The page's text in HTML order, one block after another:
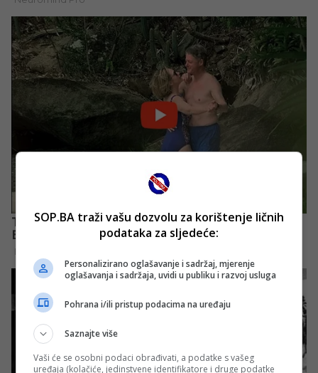
SOP.BA traži vašu dozvolu za korištenje ličnih
podataka za sljedeće:
Personalizirano oglašavanje i sadržaj, mjerenje
oglašavanja i sadržaja, uvidi u publiku i razvoj usluga
Pohrana i/ili pristup podacima na uređaju
Saznajte više
Vaši će se osobni podaci obrađivati, a podatke s vašeg
uređaja (kolačiće, jedinstvene identifikatore i druge podatke